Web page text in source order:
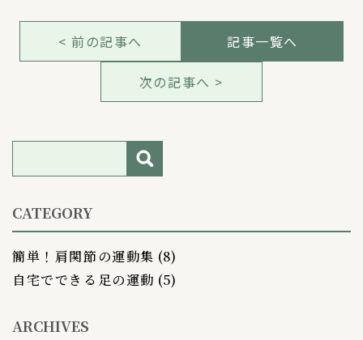
< 前の記事へ 記事一覧へ
次の記事へ >
CATEGORY
簡単！肩関節の運動集 (8)
自宅でできる足の運動 (5)
ARCHIVES